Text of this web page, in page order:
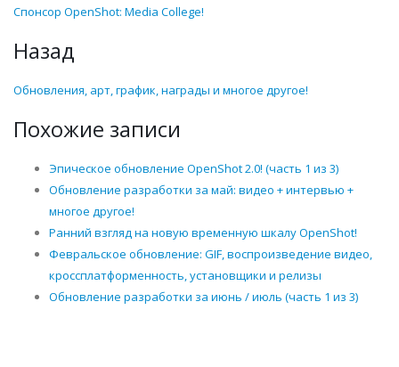
Спонсор OpenShot: Media College!
Назад
Обновления, арт, график, награды и многое другое!
Похожие записи
Эпическое обновление OpenShot 2.0! (часть 1 из 3)
Обновление разработки за май: видео + интервью +
многое другое!
Ранний взгляд на новую временную шкалу OpenShot!
Февральское обновление: GIF, воспроизведение видео,
кроссплатформенность, установщики и релизы
Обновление разработки за июнь / июль (часть 1 из 3)